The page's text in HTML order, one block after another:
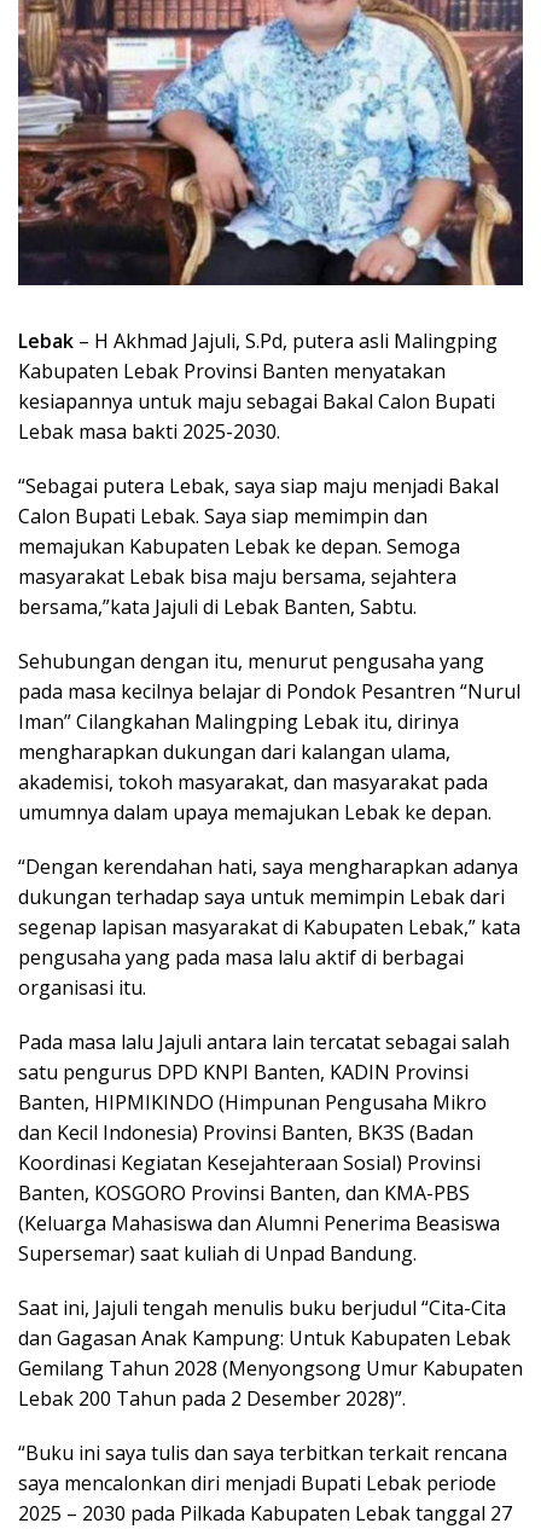
Lebak – H Akhmad Jajuli, S.Pd, putera asli Malingping
Kabupaten Lebak Provinsi Banten menyatakan
kesiapannya untuk maju sebagai Bakal Calon Bupati
Lebak masa bakti 2025-2030.
“Sebagai putera Lebak, saya siap maju menjadi Bakal
Calon Bupati Lebak. Saya siap memimpin dan
memajukan Kabupaten Lebak ke depan. Semoga
masyarakat Lebak bisa maju bersama, sejahtera
bersama,”kata Jajuli di Lebak Banten, Sabtu.
Sehubungan dengan itu, menurut pengusaha yang
pada masa kecilnya belajar di Pondok Pesantren “Nurul
Iman” Cilangkahan Malingping Lebak itu, dirinya
mengharapkan dukungan dari kalangan ulama,
akademisi, tokoh masyarakat, dan masyarakat pada
umumnya dalam upaya memajukan Lebak ke depan.
“Dengan kerendahan hati, saya mengharapkan adanya
dukungan terhadap saya untuk memimpin Lebak dari
segenap lapisan masyarakat di Kabupaten Lebak,” kata
pengusaha yang pada masa lalu aktif di berbagai
organisasi itu.
Pada masa lalu Jajuli antara lain tercatat sebagai salah
satu pengurus DPD KNPI Banten, KADIN Provinsi
Banten, HIPMIKINDO (Himpunan Pengusaha Mikro
dan Kecil Indonesia) Provinsi Banten, BK3S (Badan
Koordinasi Kegiatan Kesejahteraan Sosial) Provinsi
Banten, KOSGORO Provinsi Banten, dan KMA-PBS
(Keluarga Mahasiswa dan Alumni Penerima Beasiswa
Supersemar) saat kuliah di Unpad Bandung.
Saat ini, Jajuli tengah menulis buku berjudul “Cita-Cita
dan Gagasan Anak Kampung: Untuk Kabupaten Lebak
Gemilang Tahun 2028 (Menyongsong Umur Kabupaten
Lebak 200 Tahun pada 2 Desember 2028)”.
“Buku ini saya tulis dan saya terbitkan terkait rencana
saya mencalonkan diri menjadi Bupati Lebak periode
2025 – 2030 pada Pilkada Kabupaten Lebak tanggal 27